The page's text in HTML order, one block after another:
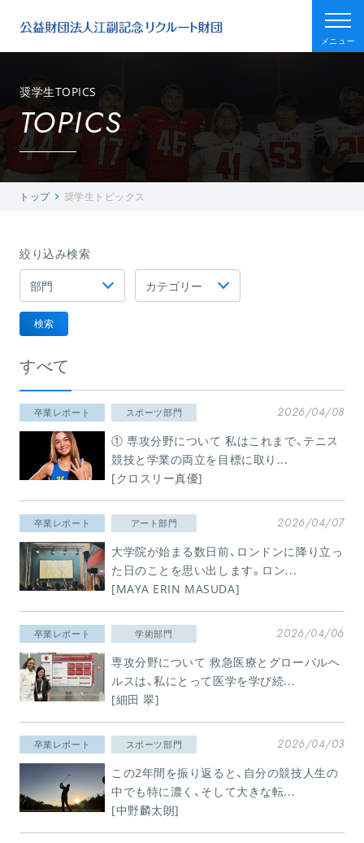
メニュー
奨学生TOPICS
TOPICS
トップ 奨学生トピックス
絞り込み検索
検索
すべて
卒業レポート スポーツ部門 2026/04/08
① 専攻分野について 私はこれまで、テニス
競技と学業の両立を目標に取り...
[クロスリー真優]
卒業レポート アート部門 2026/04/07
大学院が始まる数日前、ロンドンに降り立っ
た日のことを思い出します。ロン...
[MAYA ERIN MASUDA]
卒業レポート 学術部門 2026/04/06
専攻分野について 救急医療とグローバルヘ
ルスは、私にとって医学を学び続...
[細田 翠]
卒業レポート スポーツ部門 2026/04/03
この2年間を振り返ると、自分の競技人生の
中でも特に濃く、そして大きな転...
[中野麟太朗]